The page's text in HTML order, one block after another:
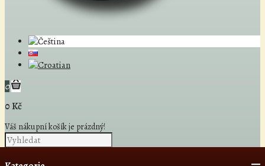
0
0 Kč
Váš nákupní košík je prázdný!